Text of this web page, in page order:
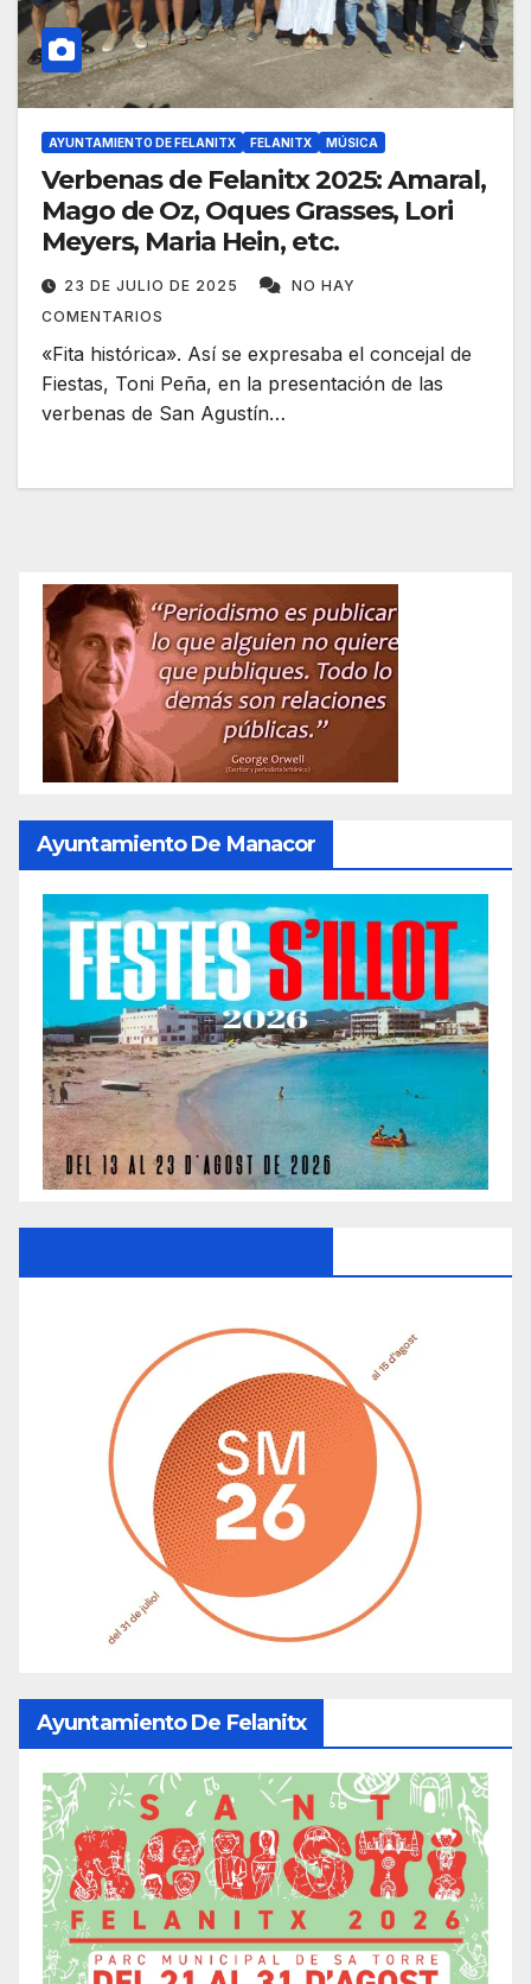
AYUNTAMIENTO DE FELANITX FELANITX MÚSICA
Verbenas de Felanitx 2025: Amaral,
Mago de Oz, Oques Grasses, Lori
Meyers, Maria Hein, etc.
23 DE JULIO DE 2025
NO HAY
COMENTARIOS
«Fita histórica». Así se expresaba el concejal de
Fiestas, Toni Peña, en la presentación de las
verbenas de San Agustín…
Ayuntamiento De Manacor
Ayuntamiento De Felanitx